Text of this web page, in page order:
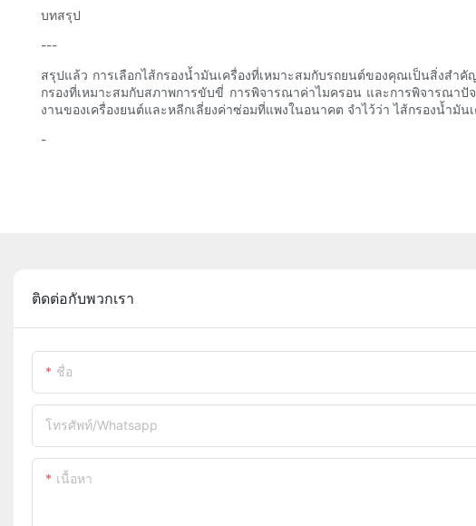
บทสรุป
---
สรุปแล้ว การเลือกไส้กรองน้ำมันเครื่องที่เหมาะสมกับรถยนต์ของคุณเป็นสิ่งสำ
กรองที่เหมาะสมกับสภาพการขับขี่ การพิจารณาค่าไมครอน และการพิจารณาปั
งานของเครื่องยนต์และหลีกเลี่ยงค่าซ่อมที่แพงในอนาคต จำไว้ว่า ไส้กรองน้ำมั
-
ติดต่อกับพวกเรา
ชื่อ
โทรศัพท์/whatsapp
เนื้อหา